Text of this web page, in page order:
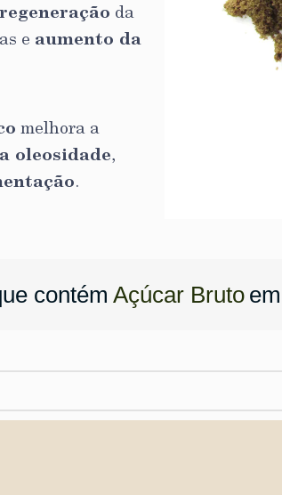
regeneração da
e aumento da
melhora a
oleosidade,
.
contém Açúcar Bruto